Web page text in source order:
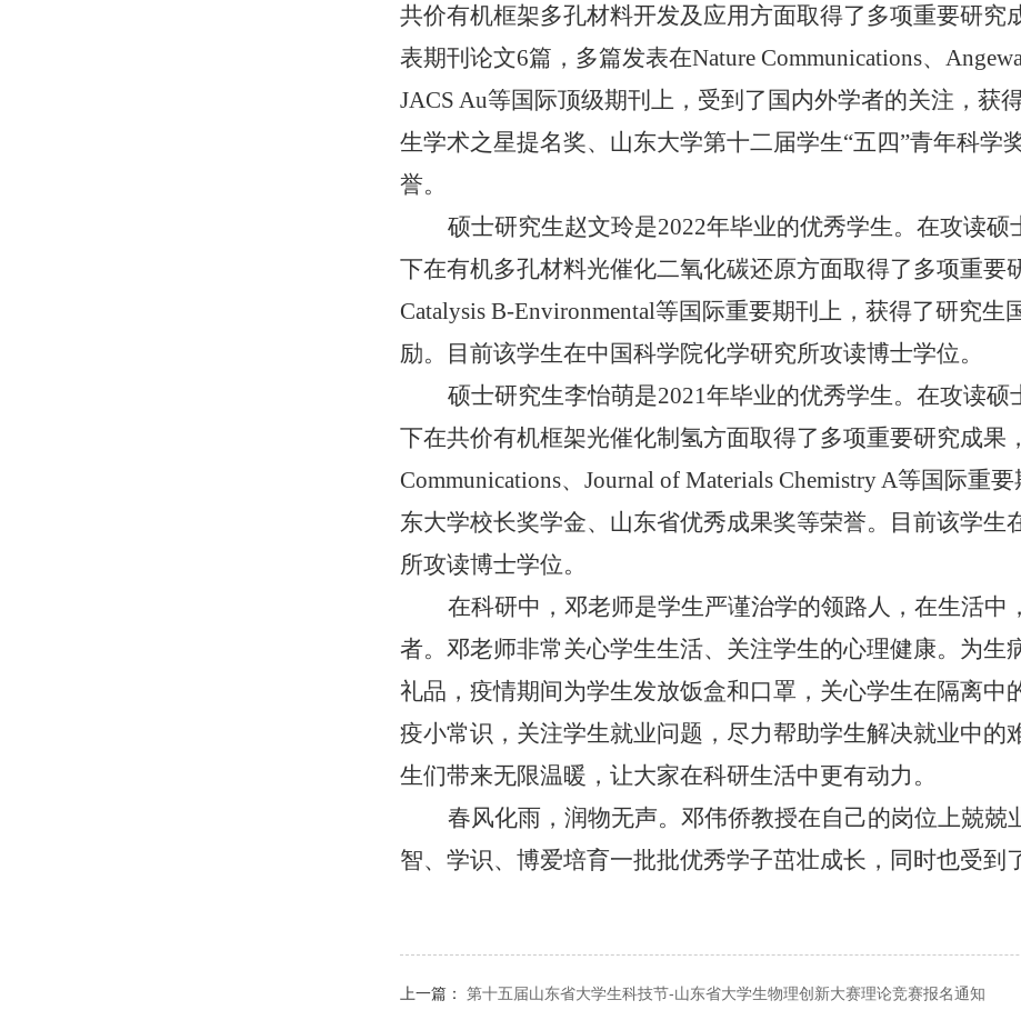
共价有机框架多孔材料开发及应用方面取得了多项重要研究
表期刊论文6篇，多篇发表在Nature Communications、
JACS Au等国际顶级期刊上，受到了国内外学者的关注，获
生学术之星提名奖、山东大学第十二届学生“五四”青年科学
誉。
硕士研究生赵文玲是2022年毕业的优秀学生。在攻读
下在有机多孔材料光催化二氧化碳还原方面取得了多项重要
Catalysis B-Environmental等国际重要期刊上，获得了研究
励。目前该学生在中国科学院化学研究所攻读博士学位。
硕士研究生李怡萌是2021年毕业的优秀学生。在攻读
下在共价有机框架光催化制氢方面取得了多项重要研究成果
Communications、Journal of Materials Chemistry A等国际重
东大学校长奖学金、山东省优秀成果奖等荣誉。目前该学生
所攻读博士学位。
在科研中，邓老师是学生严谨治学的领路人，在生活中
者。邓老师非常关心学生生活、关注学生的心理健康。为生
礼品，疫情期间为学生发放饭盒和口罩，关心学生在隔离中
疫小常识，关注学生就业问题，尽力帮助学生解决就业中的
生们带来无限温暖，让大家在科研生活中更有动力。
春风化雨，润物无声。邓伟侨教授在自己的岗位上兢兢
智、学识、博爱培育一批批优秀学子茁壮成长，同时也受到
上一篇： 第十五届山东省大学生科技节-山东省大学生物理创新大赛理论竞赛报名通知